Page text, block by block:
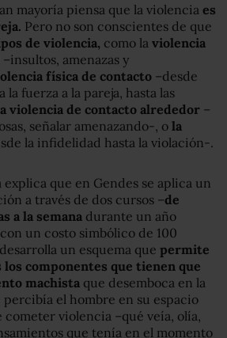
mayoría piensa que la violencia es
Pero no son conscientes de que
de violencia, como la violencia
–insultos, amenazas y
física de contacto –desde
la fuerza a la pareja, hasta las
violencia de contacto alrededor –
señalar amenazando-, o la
la infidelidad hasta la violación-.
que en Gendes se aplica un
a través de dos cursos –de
a la semana durante un año
un costo simbólico de 100
un esquema que permite
componentes que tienen que
machista que desemboca en la
el hombre en su espacio
violencia –qué veía, olía,
que tenía en el momento